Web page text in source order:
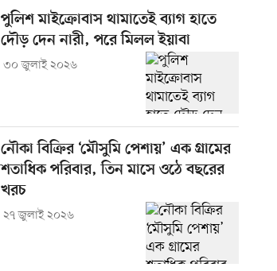
পুলিশ মাইক্রোবাস থামাতেই ব্যাগ হাতে
দৌড় দেন নারী, পরে মিলল ইয়াবা
৩০ জুলাই ২০২৬
নৌকা বিক্রির ‘মৌসুমি পেশায়’ এক গ্রামের
শতাধিক পরিবার, তিন মাসে ওঠে বছরের
খরচ
২৭ জুলাই ২০২৬